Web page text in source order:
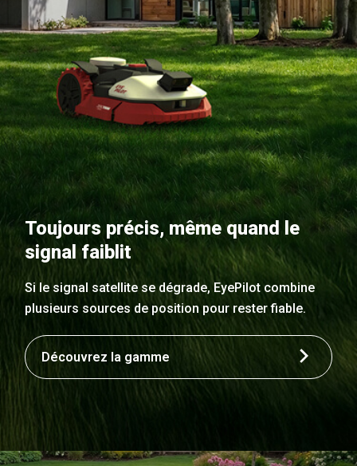
Toujours précis, même quand le
signal faiblit
Si le signal satellite se dégrade, EyePilot combine
plusieurs sources de position pour rester fiable.
Découvrez la gamme